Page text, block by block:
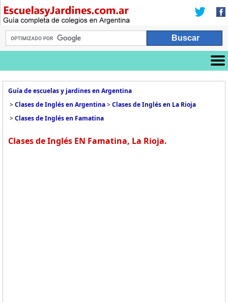
Guía de escuelas y jardines en Argentina
>Clases de Inglés en Argentina>Clases de Inglés en La Rioja
>Clases de Inglés en Famatina
Clases de Inglés EN Famatina, La Rioja.